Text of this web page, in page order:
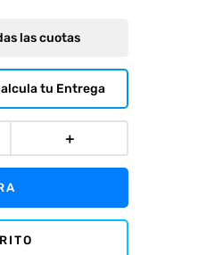
las cuotas
tu Entrega
＋